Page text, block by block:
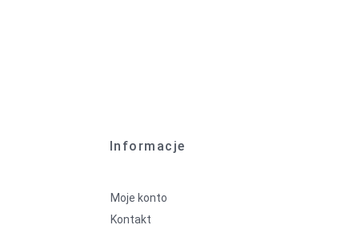
Informacje
Moje konto
Kontakt